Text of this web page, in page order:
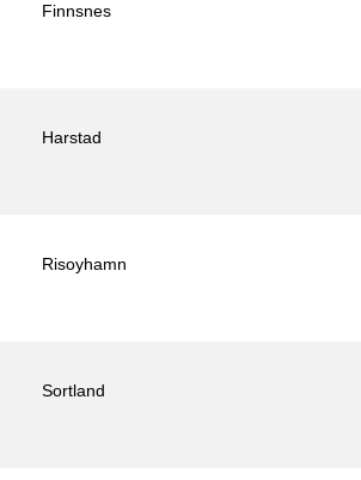
Finnsnes
Harstad
Risoyhamn
Sortland